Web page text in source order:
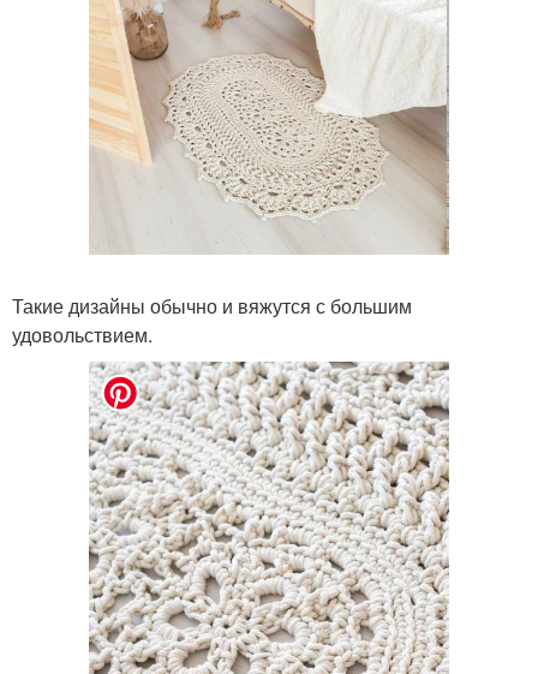
Такие дизайны обычно и вяжутся с большим
удовольствием.